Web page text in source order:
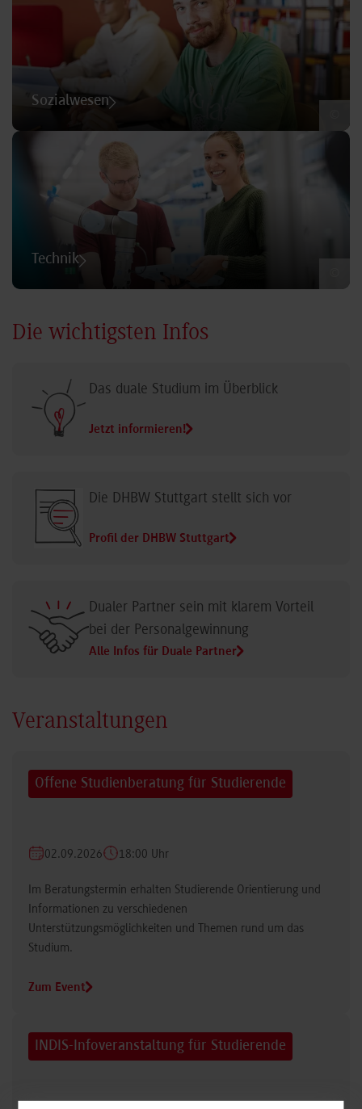
Sozialwesen
Technik
Die wichtigsten Infos
Das duale Studium im Überblick
Jetzt informieren!
Die DHBW Stuttgart stellt sich vor
Profil der DHBW Stuttgart
Dualer Partner sein mit klarem Vorteil
bei der Personalgewinnung
Alle Infos für Duale Partner
Veranstaltungen
Offene Studienberatung für Studierende
02.09.2026 18:00 Uhr
Im Beratungstermin erhalten Studierende Orientierung und
Informationen zu verschiedenen
Unterstützungsmöglichkeiten und Themen rund um das
Studium.
Zum Event
INDIS-Infoveranstaltung für Studierende